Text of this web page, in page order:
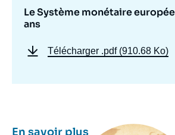
Le Système monétaire
ans
Télécharger .pdf (910.68 Ko)
En savoir plusImage